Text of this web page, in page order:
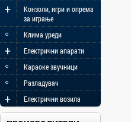
Конзоли, игри и опрема
за играње
+
Клима уреди
◦
Електрични апарати
+
Караоке звучници
◦
Разладувач
◦
Електрични возила
+